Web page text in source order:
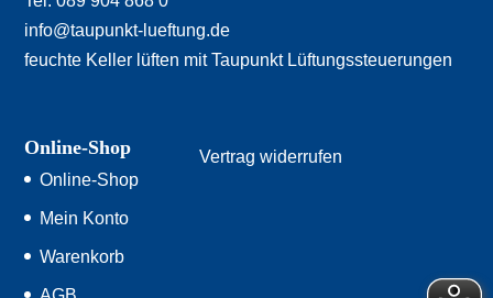
info@taupunkt-lueftung.de
feuchte Keller lüften mit Taupunkt Lüftungssteuerungen
Online-Shop
Online-Shop
Mein Konto
Warenkorb
Vertrag widerrufen